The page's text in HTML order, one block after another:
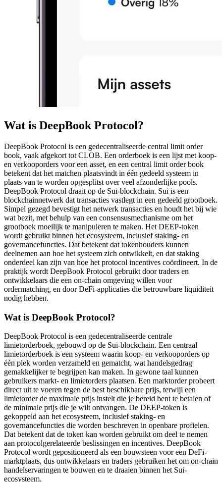
Wat is DeepBook Protocol?
DeepBook Protocol is een gedecentraliseerde central limit order
book, vaak afgekort tot CLOB. Een orderboek is een lijst met koop-
en verkooporders voor een asset, en een central limit order book
betekent dat het matchen plaatsvindt in één gedeeld systeem in
plaats van te worden opgesplitst over veel afzonderlijke pools.
DeepBook Protocol draait op de Sui-blockchain. Sui is een
blockchainnetwerk dat transacties vastlegt in een gedeeld grootboek.
Simpel gezegd bevestigt het netwerk transacties en houdt het bij wie
wat bezit, met behulp van een consensusmechanisme om het
grootboek moeilijk te manipuleren te maken. Het DEEP-token
wordt gebruikt binnen het ecosysteem, inclusief staking- en
governancefuncties. Dat betekent dat tokenhouders kunnen
deelnemen aan hoe het systeem zich ontwikkelt, en dat staking
onderdeel kan zijn van hoe het protocol incentives coördineert. In de
praktijk wordt DeepBook Protocol gebruikt door traders en
ontwikkelaars die een on-chain omgeving willen voor
ordermatching, en door DeFi-applicaties die betrouwbare liquiditeit
nodig hebben.
Wat is DeepBook Protocol?
DeepBook Protocol is een gedecentraliseerde centrale
limietorderboek, gebouwd op de Sui-blockchain. Een centraal
limietorderboek is een systeem waarin koop- en verkooporders op
één plek worden verzameld en gematcht, wat handelsgedrag
gemakkelijker te begrijpen kan maken. In gewone taal kunnen
gebruikers markt- en limietorders plaatsen. Een marktorder probeert
direct uit te voeren tegen de best beschikbare prijs, terwijl een
limietorder de maximale prijs instelt die je bereid bent te betalen of
de minimale prijs die je wilt ontvangen. De DEEP-token is
gekoppeld aan het ecosysteem, inclusief staking- en
governancefuncties die worden beschreven in openbare profielen.
Dat betekent dat de token kan worden gebruikt om deel te nemen
aan protocolgerelateerde beslissingen en incentives. DeepBook
Protocol wordt gepositioneerd als een bouwsteen voor een DeFi-
marktplaats, dus ontwikkelaars en traders gebruiken het om on-chain
handelservaringen te bouwen en te draaien binnen het Sui-
ecosysteem.